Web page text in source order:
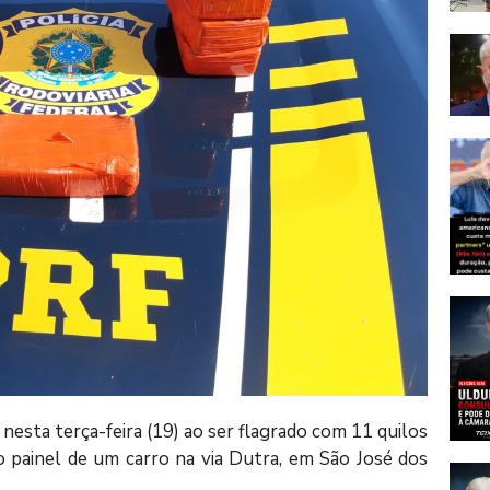
terça-feira (19) ao ser flagrado com 11 quilos
de um carro na via Dutra, em São José dos